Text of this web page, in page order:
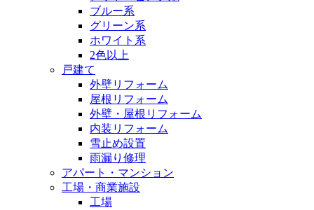
ブルー系
グリーン系
ホワイト系
2色以上
戸建て
外壁リフォーム
屋根リフォーム
外壁・屋根リフォーム
内装リフォーム
雪止め設置
雨漏り修理
アパート・マンション
工場・商業施設
工場